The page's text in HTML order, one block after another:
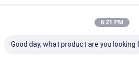
Συνιστώμενα Προϊόντα
6:21 PM
Good day, what product are you looking